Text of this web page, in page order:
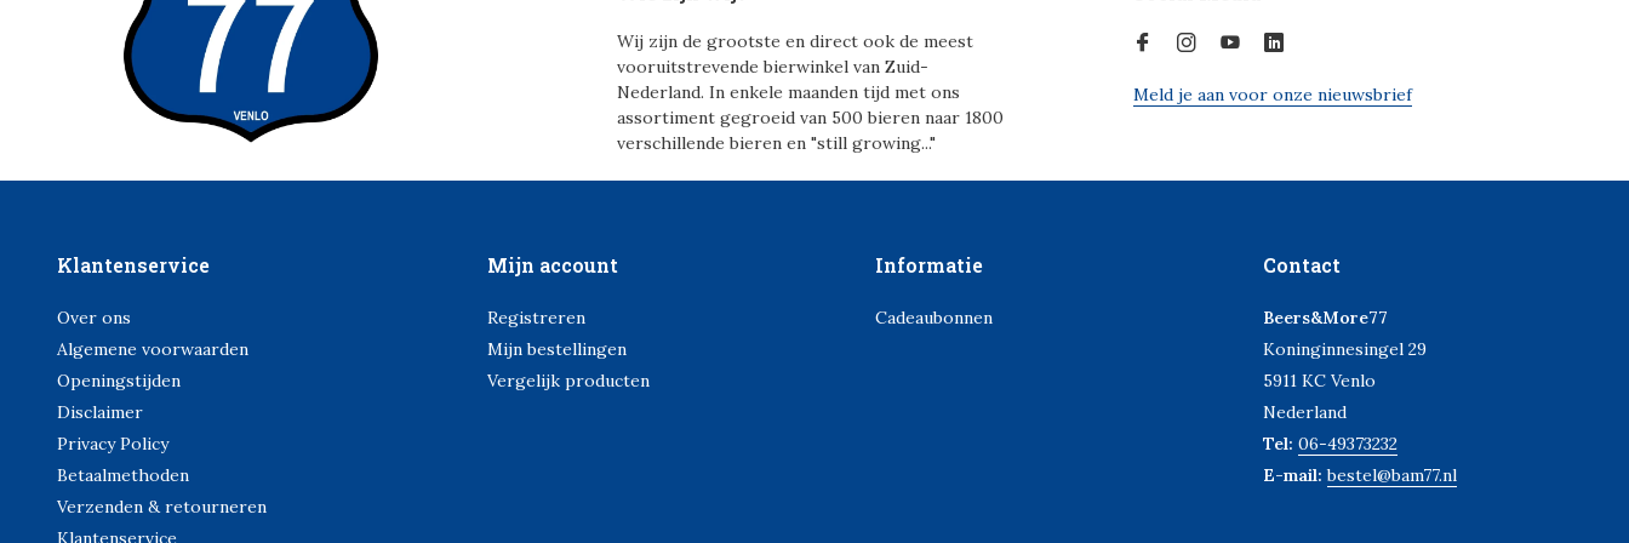
Wij zijn de grootste en direct ook de meest
vooruitstrevende bierwinkel van Zuid-
Nederland. In enkele maanden tijd met ons
assortiment gegroeid van 500 bieren naar 1800
verschillende bieren en "still growing..."
Meld je aan voor onze nieuwsbrief
Klantenservice
Over ons
Algemene voorwaarden
Openingstijden
Disclaimer
Privacy Policy
Betaalmethoden
Verzenden & retourneren
Klantenservice
Mijn account
Registreren
Mijn bestellingen
Vergelijk producten
Informatie
Cadeaubonnen
Contact
Beers&More77
Koninginnesingel 29
5911 KC Venlo
Nederland
Tel: 06-49373232
E-mail:bestel@bam77.nl